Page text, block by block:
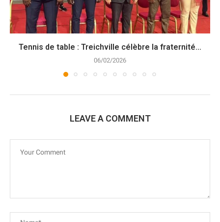
Tennis de table : Treichville célèbre la fraternité...
06/02/2026
LEAVE A COMMENT